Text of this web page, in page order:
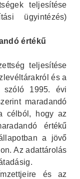
teljesítése
ügyintézés)
értékű
teljesítése
és a
szóló 1995. évi
maradandó
célból, hogy az
értékű
a jövő
Az adattárolás
és az